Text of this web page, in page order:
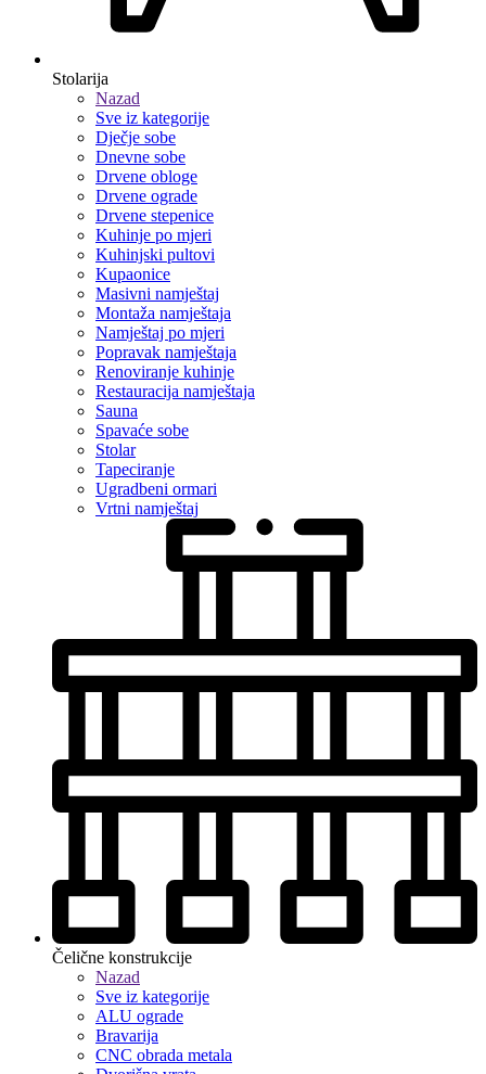
Stolarija
Nazad
Sve iz kategorije
Dječje sobe
Dnevne sobe
Drvene obloge
Drvene ograde
Drvene stepenice
Kuhinje po mjeri
Kuhinjski pultovi
Kupaonice
Masivni namještaj
Montaža namještaja
Namještaj po mjeri
Popravak namještaja
Renoviranje kuhinje
Restauracija namještaja
Sauna
Spavaće sobe
Stolar
Tapeciranje
Ugradbeni ormari
Vrtni namještaj
Čelične konstrukcije
Nazad
Sve iz kategorije
ALU ograde
Bravarija
CNC obrada metala